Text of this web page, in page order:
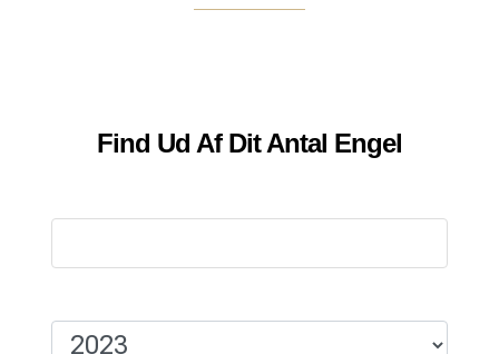
Find Ud Af Dit Antal Engel